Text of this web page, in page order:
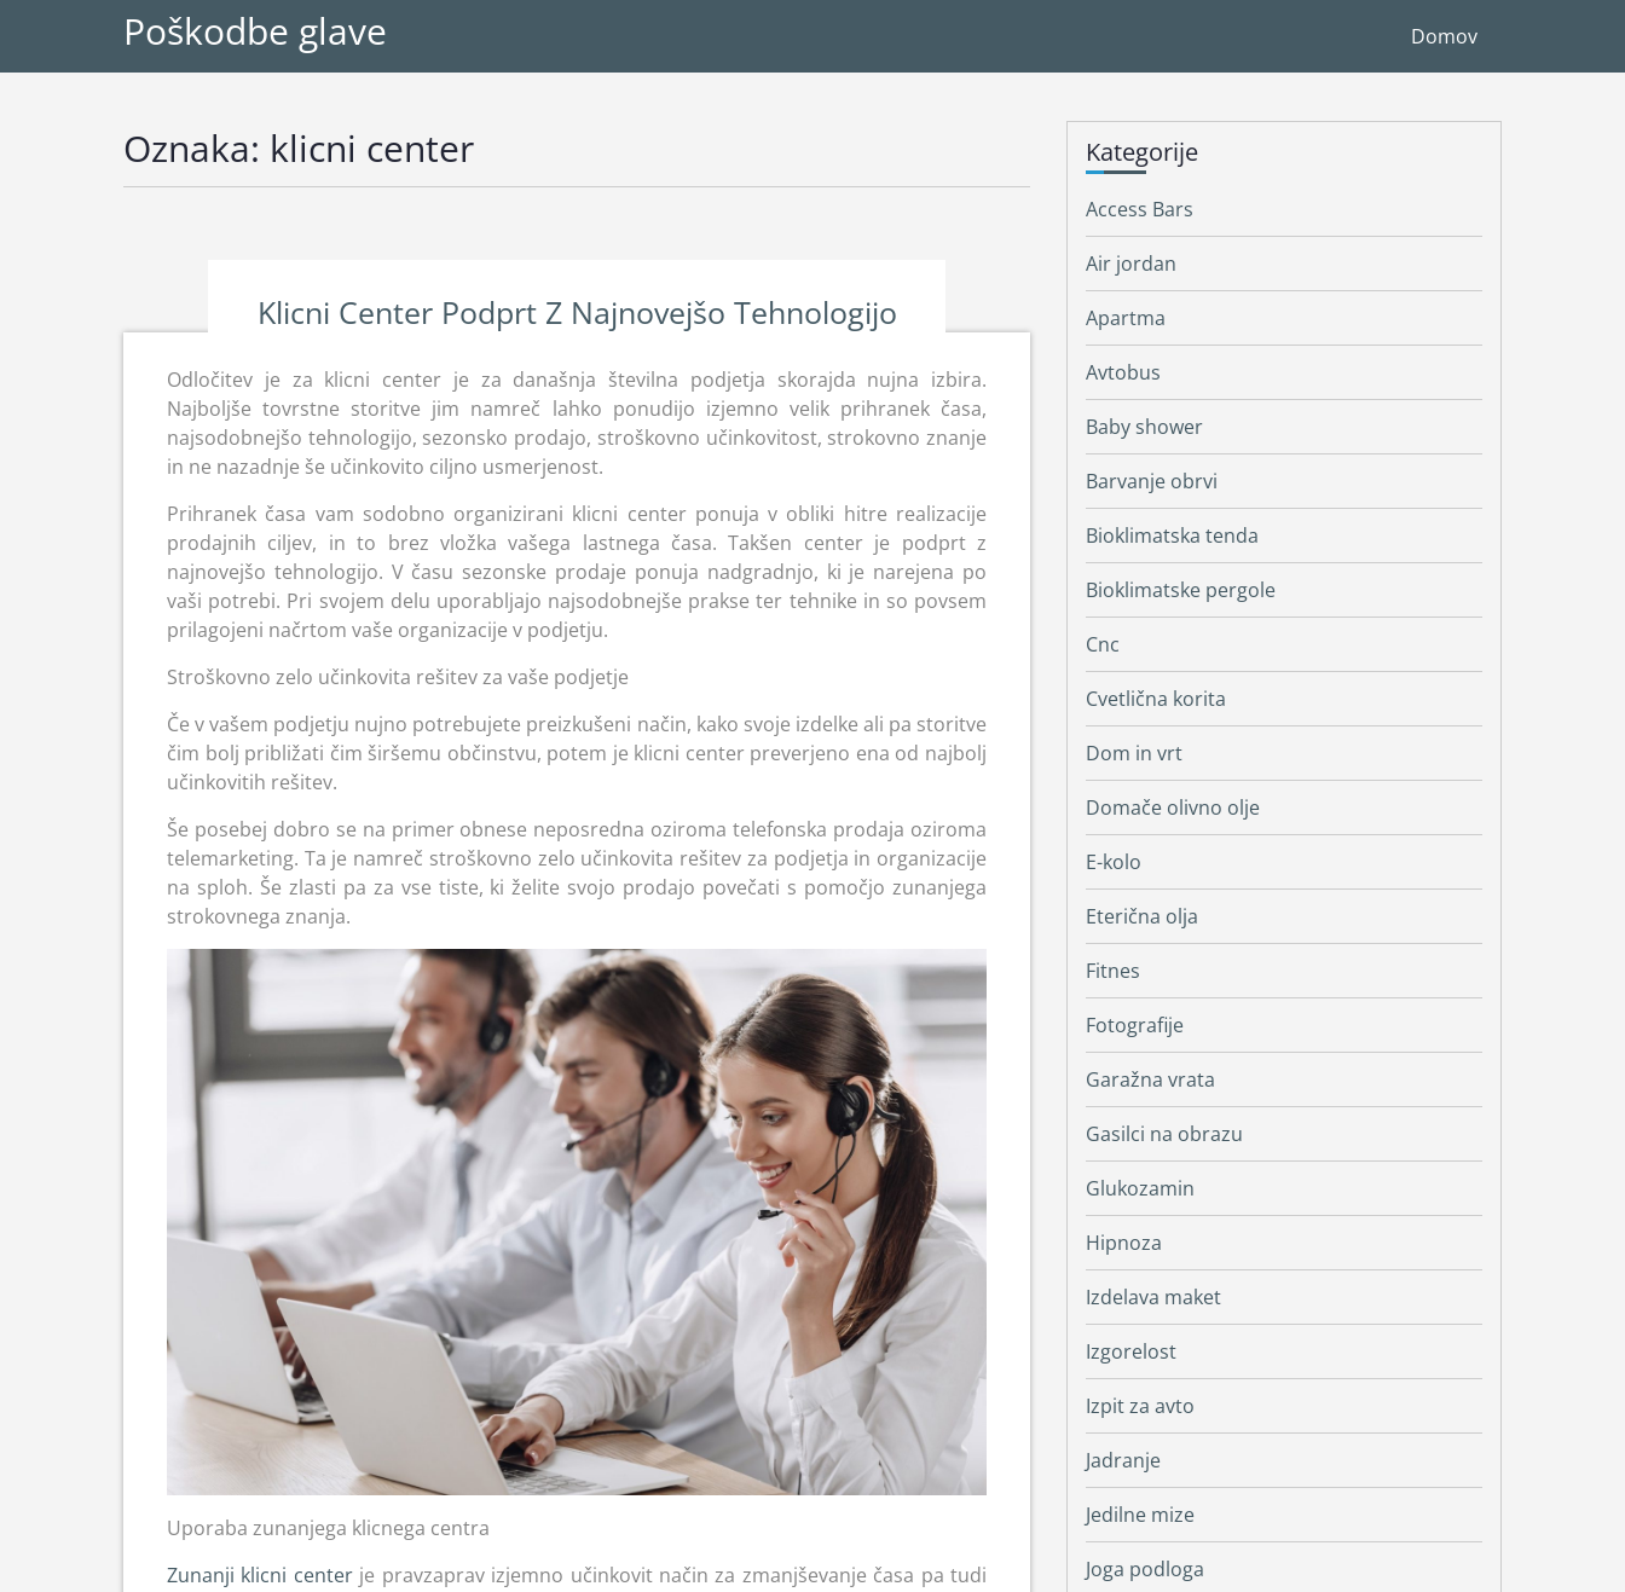
Poškodbe glave Domov
Oznaka: klicni center
Klicni Center Podprt Z Najnovejšo Tehnologijo
Odločitev je za klicni center je za današnja številna podjetja skorajda nujna izbira.
Najboljše tovrstne storitve jim namreč lahko ponudijo izjemno velik prihranek časa,
najsodobnejšo tehnologijo, sezonsko prodajo, stroškovno učinkovitost, strokovno znanje
in ne nazadnje še učinkovito ciljno usmerjenost.
Prihranek časa vam sodobno organizirani klicni center ponuja v obliki hitre realizacije
prodajnih ciljev, in to brez vložka vašega lastnega časa. Takšen center je podprt z
najnovejšo tehnologijo. V času sezonske prodaje ponuja nadgradnjo, ki je narejena po
vaši potrebi. Pri svojem delu uporabljajo najsodobnejše prakse ter tehnike in so povsem
prilagojeni načrtom vaše organizacije v podjetju.
Stroškovno zelo učinkovita rešitev za vaše podjetje
Če v vašem podjetju nujno potrebujete preizkušeni način, kako svoje izdelke ali pa storitve
čim bolj približati čim širšemu občinstvu, potem je klicni center preverjeno ena od najbolj
učinkovitih rešitev.
Še posebej dobro se na primer obnese neposredna oziroma telefonska prodaja oziroma
telemarketing. Ta je namreč stroškovno zelo učinkovita rešitev za podjetja in organizacije
na sploh. Še zlasti pa za vse tiste, ki želite svojo prodajo povečati s pomočjo zunanjega
strokovnega znanja.
Uporaba zunanjega klicnega centra
Zunanji klicni centerje pravzaprav izjemno učinkovit način za zmanjševanje časa pa tudi
Kategorije
Access Bars
Air jordan
Apartma
Avtobus
Baby shower
Barvanje obrvi
Bioklimatska tenda
Bioklimatske pergole
Cnc
Cvetlična korita
Dom in vrt
Domače olivno olje
E-kolo
Eterična olja
Fitnes
Fotografije
Garažna vrata
Gasilci na obrazu
Glukozamin
Hipnoza
Izdelava maket
Izgorelost
Izpit za avto
Jadranje
Jedilne mize
Joga podloga